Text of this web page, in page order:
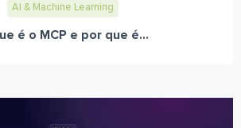
AI & Machine Learning
é o MCP e por que é...